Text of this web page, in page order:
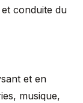
conduite du
et en
musique,